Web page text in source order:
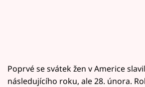
Poprvé se svátek žen v Americe
následujícího roku, ale 28. února.